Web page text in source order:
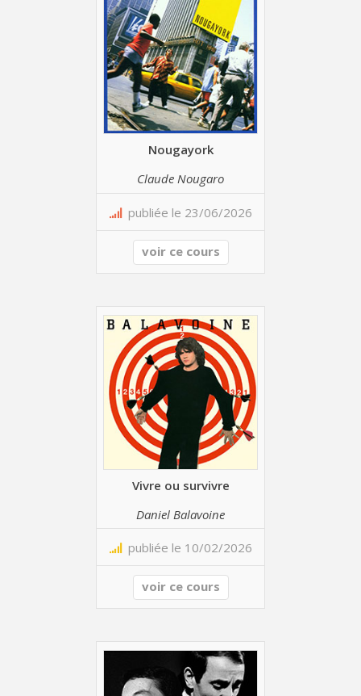
Nougayork
Claude Nougaro
publiée le 23/06/2026
voir ce cours
Vivre ou survivre
Daniel Balavoine
publiée le 10/02/2026
voir ce cours